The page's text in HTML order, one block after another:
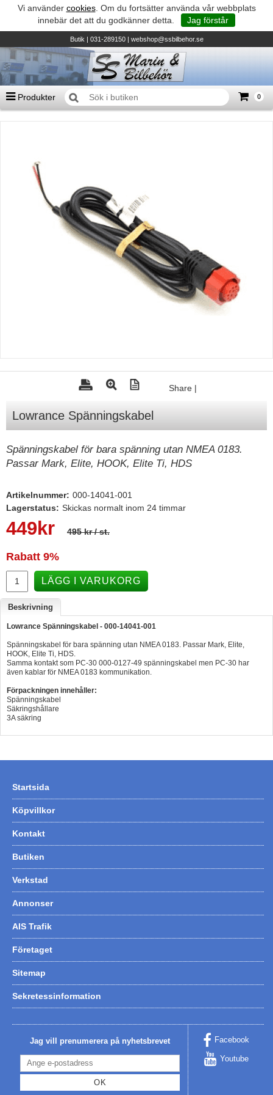
Vi använder cookies. Om du fortsätter använda vår webbplats
innebär det att du godkänner detta.
Jag förstår
Butik| 031-289150 | webshop@ssbilbehor.se
Produkter 0
Micore • Båtar
Suzuki - Utombordare
Suzumar - Gummibåtar
Honda - Utombordare
HonWave - Gummibåtar
Mercury Servicedelar
Lowrance
Simrad
B&G
Hummertina
Varta - Batterier
Victron - Batteriladdare
CTEK - Batteriladdare
Webasto - Dieselvärmare
Kamasa Tools - Verktyg
Calix - Packline - Takboxar
Thule - Takboxar
Share |
Lowrance Spänningskabel
Spänningskabel för bara spänning utan NMEA 0183.
Passar Mark, Elite, HOOK, Elite Ti, HDS
Artikelnummer: 000-14041-001
Lagerstatus: Skickas normalt inom 24 timmar
449 kr 495 kr/ st.
Rabatt 9%
LÄGG I VARUKORG
Beskrivning
Lowrance Spänningskabel - 000-14041-001
Spänningskabel för bara spänning utan NMEA 0183. Passar Mark, Elite,
HOOK, Elite Ti, HDS.
Samma kontakt som PC-30 000-0127-49 spänningskabel men PC-30 har
även kablar för NMEA 0183 kommunikation.
Förpackningen innehåller:
Spänningskabel
Säkringshållare
3A säkring
Startsida
Köpvillkor
Kontakt
Butiken
Verkstad
Annonser
AIS Trafik
Företaget
Sitemap
Sekretessinformation
Jag vill prenumerera på nyhetsbrevet
OK
Facebook
Youtube